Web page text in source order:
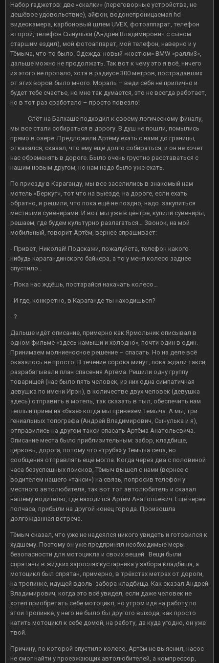
Набор гаджетов: две «скалки» (переговорные устройства, не
дешёвое удовольствие), айфон, водонепроницаемая hd
видеокамера, карбоновый шлем UVEX, фотоаппарат, телефон
второй, телефон Сынульки (Андрей Владимирович с сыном
старшим ездил), мой фотоаппарат, мой телефон, наверно и у
Тёмыча, что-то было. Одежда: новый «костюм» BMW «ралли3»,
дальше можно не продолжать. Так вот к чему это я всё, ничего
из этого не пропало, хотя в радиусе 300 метров, пострадавших
от этих воров было много. Мораль – веди себя не прилично и
будет тебе счастье, но мне так думается, это не всегда работает,
но в тот раз сработало – просто повезло!
Слёт на Балхаше подходил к своему логическому финалу,
мы все стали собираться в дорогу. В душ не пошли, помылись
прямо в озере. Предложили Артёму ехать с нами до границы,
отказался, сказал, что ему ещё долго собираться, и он не хочет
нас обременять в дороге. Было очень грустно расставаться с
нашим новым другом, но нам надо было уже ехать.
По приезду в Караганду, мы все заселились в знакомый нам
мотель «Беркут», тот что на выезде, на дороге, если ехать
обратно, и решили, что пока ещё не поздно, надо закупиться
местными сувенирами. И вот мы уже в центре, купили сувениры,
решаем, где будем культурно разлагаться… Звонок, на мой
мобильный, говорит Артём, вернее спрашивает:
- Привет, Николай! Подскажи, пожалуйста, телефон какого-
нибудь карагандинского байкера, а то у меня колесо заднее
спустило…
- Пока нас ждёшь, постарайся накачать колесо…
- И где, конкретно, в Караганде ты находишься?
- ?
Дальше идёт описание, примерно как Ярмольник описывал в
одном фильме «здесь камыши и холодно», почти один в один.
Принимаем молниеносное решение – спасать. Но на деле всё
оказалось не просто. В течение сорока минут, пока ждали такси,
разрабатывали план спасения Артёма. Решили одну группу
товарищей (нас было пять человек, из них одна симпатичная
девушка по имени Ирэн), в количестве двух человек (девушка
здесь) отправить в мотель, так сказать в тыл, обеспечить нам
тёплый приём на «базе» когда мы привезём Тёмыча. А мы, три
гениальных топографа (Андрей Владимирович, Сынулька и я),
отправились на другом такси спасать Артёма Анатольевича.
Описание места было приблизительным: забор, кладбище,
церковь, дорога, потому что «труба» у Тёмыча села, но
сообщения отправлять ещё могла. Когда через два с половиной
часа безуспешных поисков, Тёмыч вышел с нами (вернее с
водителем нашего «такси») на связь, попросив телефон у
местного автолюбителя, так вот тот автолюбитель и сказал
нашему водителю, где находится Артём Анатольевич. Ещё через
полчаса, прибыли на другой конец города. Произошла
долгожданная встреча.
Тёмыч сказал, что уже не надеялся никого увидеть и готовился к
худшему. Поэтому он уже предпринял необходимые меры
безопасности для мотоцикла и своих вещей. Вещи были
спрятаны в жидких зарослях кустарника у забора кладбища, а
мотоцикл был спрятан, примерно, в трёхстах метрах от дороги,
на тропинке, идущей вдоль забора кладбища. Как сказал Андрей
Владимирович, когда это всё увидел, если даже человек не
хотел приобретать себе мотоцикл, но утром идя на работу по
этой тропинке, у него не было бы другого выхода, как просто
катить мотоцикл к себе домой, на работу, да куда угодно, он уже
твой.
Причину, по которой спустило колесо, Артём не выяснил, насос
не смог найти у проезжающих автолюбителей, а компрессор,